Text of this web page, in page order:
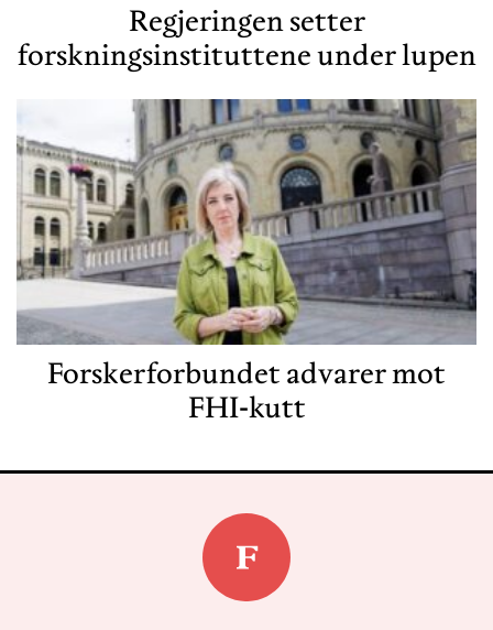
Regjeringen setter
forskningsinstituttene under lupen
Forskerforbundet advarer mot
FHI-kutt